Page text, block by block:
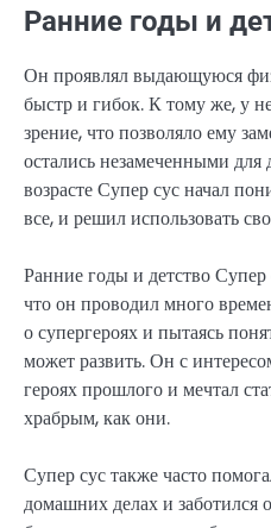
Ранние годы и
Он проявлял выдающуюся
быстр и гибок. К тому же, у
зрение, что позволяло ему
остались незамеченными
возрасте Супер сус начал
все, и решил использовать
Ранние годы и детство Супер
что он проводил много
о супергероях и пытаясь
может развить. Он с
героях прошлого и мечтал
храбрым, как они.
Супер сус также часто
домашних делах и заботился